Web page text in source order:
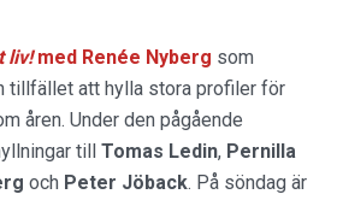
liv!med Renée Nyberg som
tillfället att hylla stora profiler för
åren. Under den pågående
till Tomas Ledin, Pernilla
och Peter Jöback. På söndag är